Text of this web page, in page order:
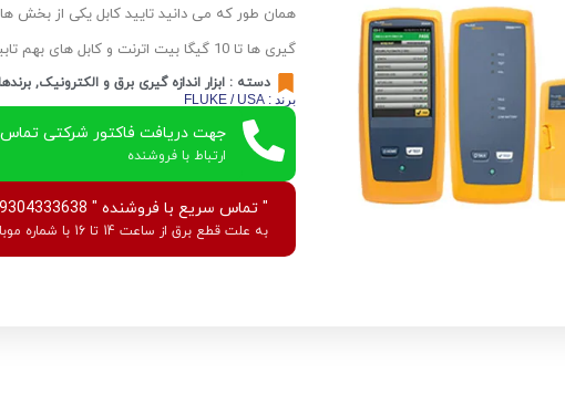
همان طور که می دانید تایید کابل یکی از بخش
گیری ها تا 10 گیگا بیت اترنت و کابل های بهم تابیده از قبیل Cat 5e, 6, 6A و کلاس F
دسته : ابزار اندازه گیری برق و الکترونیک, برندها
برند : FLUKE / USA
جهت دریافت فاکتور شرکتی تماس
ارتباط با فروشنده
" تماس سریع با فروشنده " 09304333638 و 09357232212
به علت قطع برق از ساعت 14 تا 16 با شماره موبایل همکاران بخش فروش تماس بگیرید.